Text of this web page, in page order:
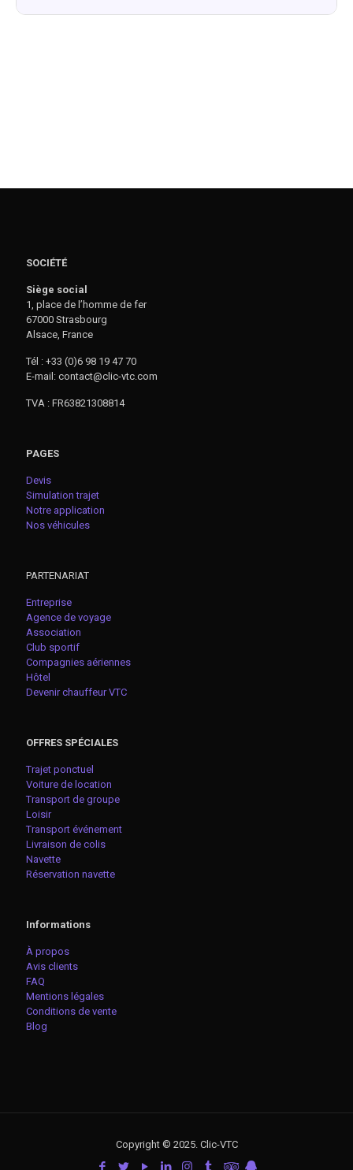
SOCIÉTÉ
Siège social
1, place de l’homme de fer
67000 Strasbourg
Alsace, France
Tél : +33 (0)6 98 19 47 70
E-mail: contact@clic-vtc.com
TVA : FR63821308814
PAGES
Devis
Simulation trajet
Notre application
Nos véhicules
PARTENARIAT
Entreprise
Agence de voyage
Association
Club sportif
Compagnies aériennes
Hôtel
Devenir chauffeur VTC
OFFRES SPÉCIALES
Trajet ponctuel
Voiture de location
Transport de groupe
Loisir
Transport événement
Livraison de colis
Navette
Réservation navette
Informations
À propos
Avis clients
FAQ
Mentions légales
Conditions de vente
Blog
Copyright © 2025. Clic-VTC